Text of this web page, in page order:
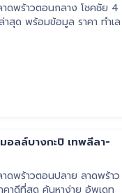
ดพร้าวตอนกลาง โชคชัย 4
สุด พร้อมข้อมูล ราคา ทำเล
อลล์บางกะปิ เทพลีลา-
ดพร้าวตอนปลาย ลาดพร้าว
คาดีที่สุด ค้นหาง่าย อัพเดท